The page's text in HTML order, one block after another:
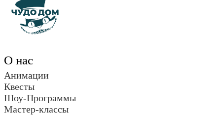
О нас
Анимации
Квесты
Шоу-Программы
Мастер-классы